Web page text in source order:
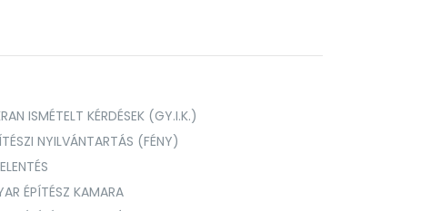
ISMÉTELT KÉRDÉSEK (GY.I.K.)
NYILVÁNTARTÁS (FÉNY)
ÉPÍTÉSZ KAMARA